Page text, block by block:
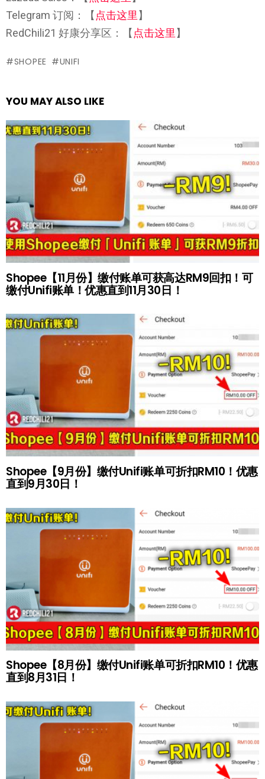
Telegram 订阅：【 点击这里 】
RedChili21 好康分享区：【 点击这里 】
SHOPEE UNIFI
YOU MAY ALSO LIKE
Shopee【11月份】缴付账单可获高达RM9回扣！可
缴付Unifi账单！优惠直到11月30日！
Shopee【9月份】缴付Unifi账单可折扣RM10！优惠
直到9月30日！
Shopee【8月份】缴付Unifi账单可折扣RM10！优惠
直到8月31日！